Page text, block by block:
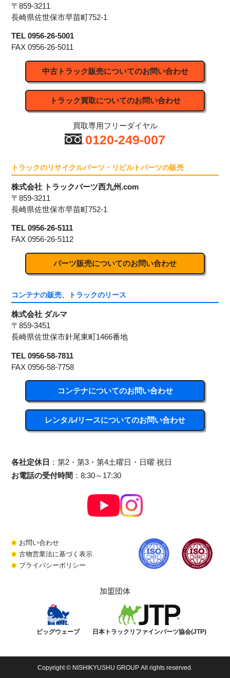
〒859-3211
長崎県佐世保市早苗町752-1
TEL 0956-26-5001
FAX 0956-26-5011
中古トラック販売についてのお問い合わせ
トラック買取についてのお問い合わせ
買取専用フリーダイヤル
0120-249-007
トラックのリサイクルパーツ・リビルトパーツの販売
株式会社 トラックパーツ西九州.com
〒859-3211
長崎県佐世保市早苗町752-1
TEL 0956-26-5111
FAX 0956-26-5112
パーツ販売についてのお問い合わせ
コンテナの販売、トラックのリース
株式会社 ダルマ
〒859-3451
長崎県佐世保市針尾東町1466番地
TEL 0956-58-7811
FAX 0956-58-7758
コンテナについてのお問い合わせ
レンタル/リースについてのお問い合わせ
各社定休日 ：第2・第3・第4土曜日・日曜 祝日
お電話の受付時間 ：8:30～17:30
お問い合わせ
古物営業法に基づく表示
プライバシーポリシー
加盟団体
ビッグウェーブ 日本トラックリファインパーツ協会(JTP)
Copyright © NISHIKYUSHU GROUP All rights reserved.